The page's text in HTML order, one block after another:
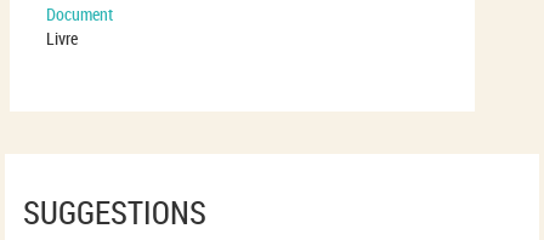
Document
Livre
SUGGESTIONS